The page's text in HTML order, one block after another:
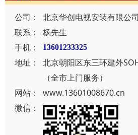
公司：
北京华创电视安装有限公司
联系：
杨先生
手机：
13601233325
地址：
北京朝阳区东三环建外
（全市上门服务）
网站：
www.13601008670.cn
微信：